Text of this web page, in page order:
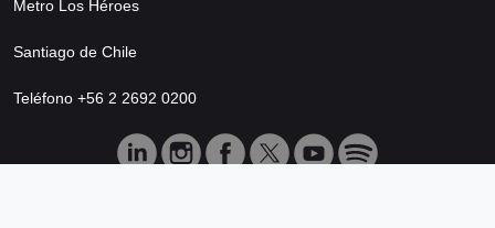
Metro Los Héroes
Santiago de Chile
Teléfono +56 2 2692 0200